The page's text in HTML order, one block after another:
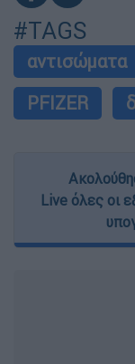
#TAGS
αντισώματα
PFIZER
Live όλες οι